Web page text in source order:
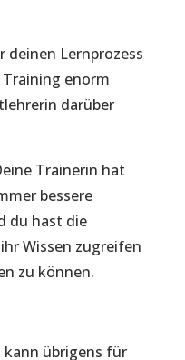
deinen Lernprozess
enorm
darüber
Trainerin hat
bessere
du hast die
Wissen zugreifen
zu können.
übrigens für